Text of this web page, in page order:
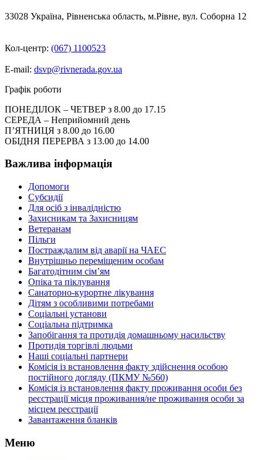
33028 Україна, Рівненська область, м.Рівне, вул. Соборна 12
Кол-центр: (067) 1100523
E-mail: dsvp@rivnerada.gov.ua
Графік роботи
ПОНЕДІЛОК – ЧЕТВЕР з 8.00 до 17.15
СЕРЕДА – Неприйомний день
П’ЯТНИЦЯ з 8.00 до 16.00
ОБІДНЯ ПЕРЕРВА з 13.00 до 14.00
Важлива інформація
Допомоги
Субсидії
Для осіб з інвалідністю
Захисникам та Захисницям
Ветеранам
Пільги
Постраждалим від аварії на ЧАЕС
Внутрішньо переміщеним особам
Багатодітним сім’ям
Опіка та піклування
Санаторно-курортне лікування
Дітям з особливими потребами
Соціальні установи
Соціальна підтримка
Запобігання та протидія домашньому насильству
Протидія торгівлі людьми
Наші соціальні партнери
Комісія із встановлення факту здійснення особою
постійного догляду (ПКМУ №560)
Комісія із встановлення факту проживання особи без
реєстрації місця проживання/не проживання особи за
місцем реєстрації
Завантаження бланків
Меню